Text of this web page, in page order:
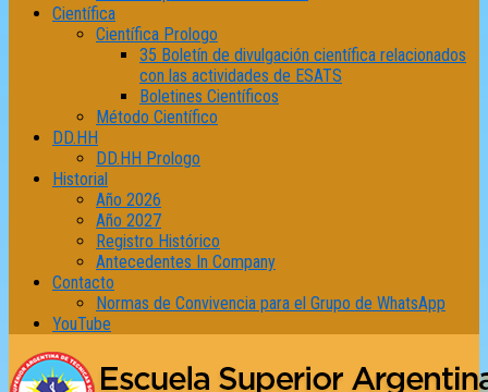
Científica
Científica Prologo
35 Boletín de divulgación científica relacionados
con las actividades de ESATS
Boletines Científicos
Método Científico
DD.HH
DD.HH Prologo
Historial
Año 2026
Año 2027
Registro Histórico
Antecedentes In Company
Contacto
Normas de Convivencia para el Grupo de WhatsApp
YouTube